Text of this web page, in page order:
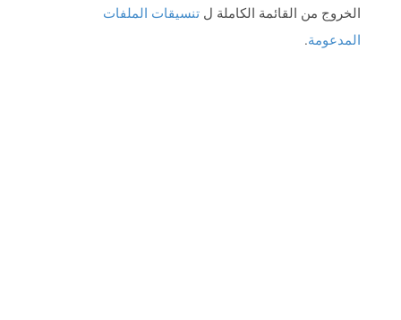
الخروج من القائمة الكاملة ل تنسيقات الملفات
المدعومة.